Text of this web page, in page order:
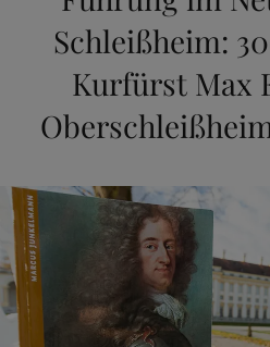
Schleißheim:
Kurfürst Max